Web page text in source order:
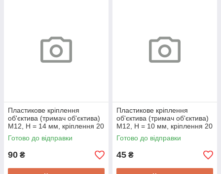
Пластикове кріплення
об'єктива (тримач об'єктива)
M12, H = 14 мм, кріплення 20
мм
Готово до відправки
90 ₴
Пластикове кріплення
об'єктива (тримач об'єктива)
M12, H = 10 мм, кріплення 20
мм
Готово до відправки
45 ₴